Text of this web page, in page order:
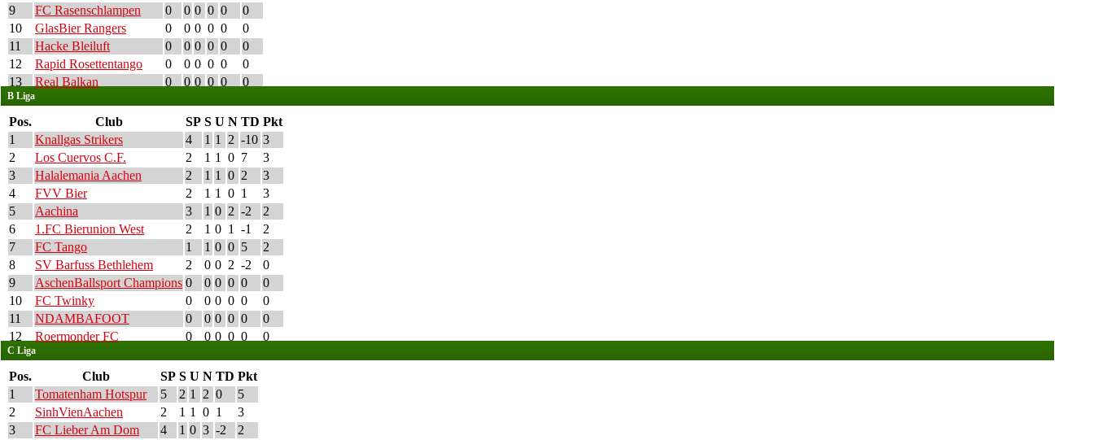
9
FC Rasenschlampen 0 0 0 0 0
0
10
GlasBier Rangers 0 0 0 0 0
0
11
Hacke Bleiluft 0 0 0 0 0
0
12
Rapid Rosettentango 0 0 0 0 0
0
13
Real Balkan 0 0 0 0 0 0
B Liga
Pos. Club SP S U N TD Pkt
1
Knallgas Strikers 4 1 1 2 -10 3
2
Los Cuervos C.F. 2 1 1 0 7
3
3
Halalemania Aachen 2 1 1 0 2
3
4
FVV Bier 2 1 1 0 1
3
5
Aachina 3 1 0 2 -2
2
6
1.FC Bierunion West 2 1 0 1 -1
2
7
FC Tango 1 1 0 0 5
2
8
SV Barfuss Bethlehem 2 0 0 2 -2
0
9
AschenBallsport Champions 0 0 0 0 0
0
10
FC Twinky 0 0 0 0 0
0
11
NDAMBAFOOT 0 0 0 0 0
0
12
Roermonder FC 0 0 0 0 0 0
C Liga
Pos. Club SP S U N TD Pkt
1
Tomatenham Hotspur 5 2 1 2 0
5
2
SinhVienAachen 2 1 1 0 1
3
3
FC Lieber Am Dom 4 1 0 3 -2 2